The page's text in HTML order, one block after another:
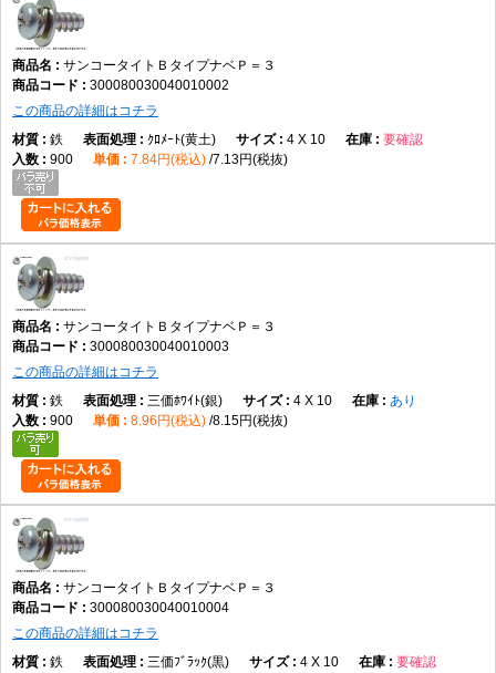
サンコータイトＢタイプナベＰ＝３
300080030040010002
この商品の詳細はコチラ
鉄
ｸﾛﾒｰﾄ(黄土) 4 X 10
要確認
900
7.84円(税込) 7.13円(税抜)
サンコータイトＢタイプナベＰ＝３
300080030040010003
この商品の詳細はコチラ
鉄
三価ﾎﾜｲﾄ(銀) 4 X 10
あり
900
8.96円(税込) 8.15円(税抜)
サンコータイトＢタイプナベＰ＝３
300080030040010004
この商品の詳細はコチラ
鉄
三価ﾌﾞﾗｯｸ(黒) 4 X 10
要確認